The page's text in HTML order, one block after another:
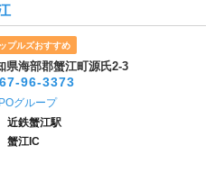
プルズおすすめ
県海部郡蟹江町源氏2-3
96-3373
グループ
近鉄蟹江駅
蟹江IC